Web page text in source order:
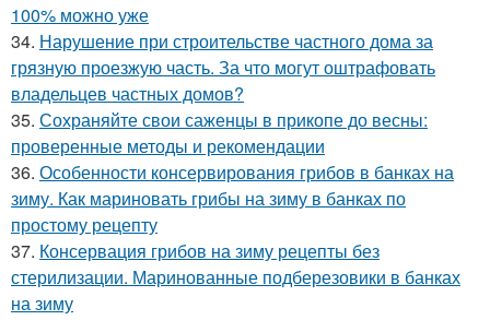
100% можно уже
34. Нарушение при строительстве частного дома за
грязную проезжую часть. За что могут оштрафовать
владельцев частных домов?
35. Сохраняйте свои саженцы в прикопе до весны:
проверенные методы и рекомендации
36. Особенности консервирования грибов в банках на
зиму. Как мариновать грибы на зиму в банках по
простому рецепту
37. Консервация грибов на зиму рецепты без
стерилизации. Маринованные подберезовики в банках
на зиму